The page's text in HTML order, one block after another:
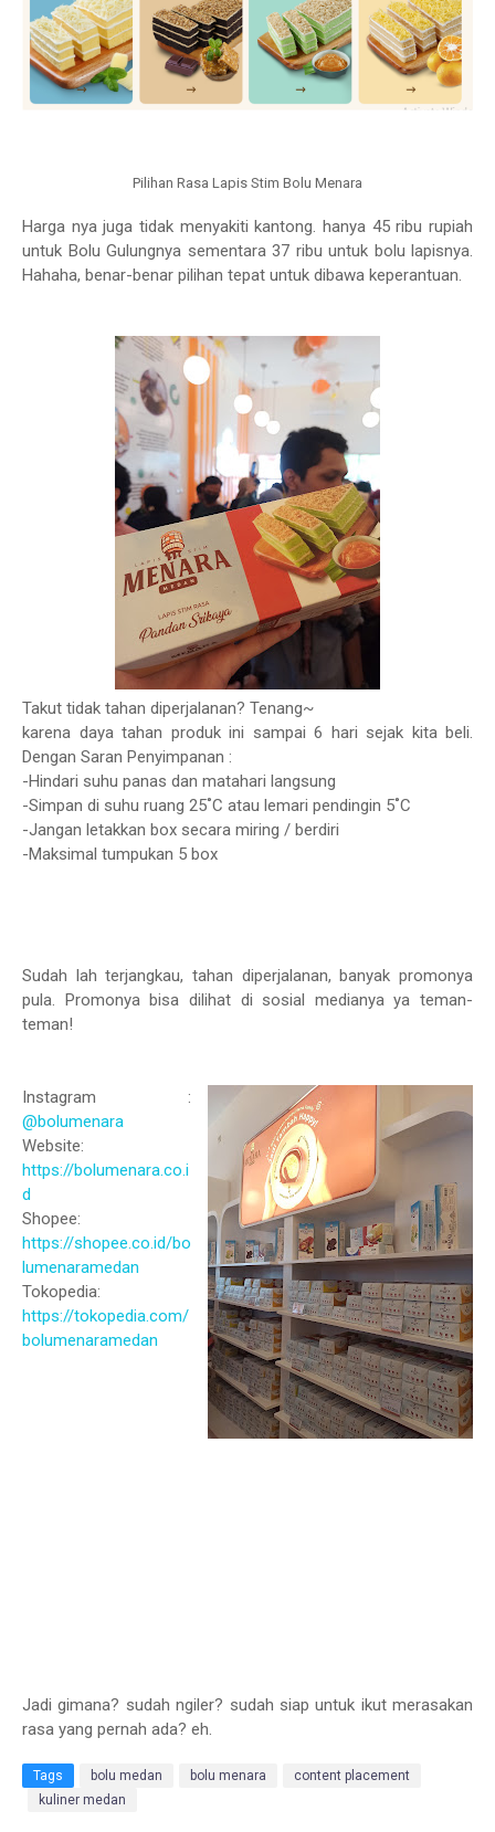
Pilihan Rasa Lapis Stim Bolu Menara
Harga nya juga tidak menyakiti kantong. hanya 45 ribu rupiah
untuk Bolu Gulungnya sementara 37 ribu untuk bolu lapisnya.
Hahaha, benar-benar pilihan tepat untuk dibawa keperantuan.
Takut tidak tahan diperjalanan? Tenang~
karena daya tahan produk ini sampai 6 hari sejak kita beli.
Dengan Saran Penyimpanan :
-Hindari suhu panas dan matahari langsung
-Simpan di suhu ruang 25˚C atau lemari pendingin 5˚C
-Jangan letakkan box secara miring / berdiri
-Maksimal tumpukan 5 box
Sudah lah terjangkau, tahan diperjalanan, banyak promonya
pula. Promonya bisa dilihat di sosial medianya ya teman-
teman!
Instagram :
@bolumenara
Website:
https://bolumenara.co.i
d
Shopee:
https://shopee.co.id/bo
lumenaramedan
Tokopedia:
https://tokopedia.com/
bolumenaramedan
Jadi gimana? sudah ngiler? sudah siap untuk ikut merasakan
rasa yang pernah ada? eh.
Tags bolu medan bolu menara
content placement
kuliner medan